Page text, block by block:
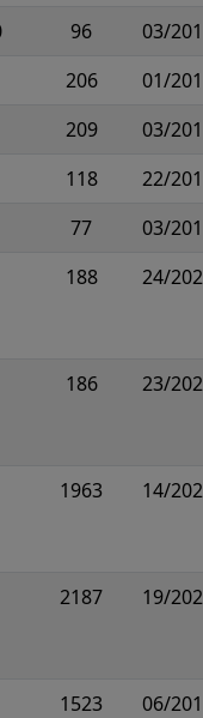
96
03/
206
01/
209
03/
118
22/
77
03/
188 24/
186 23/
1963 14/
2187 19/
1523 06/